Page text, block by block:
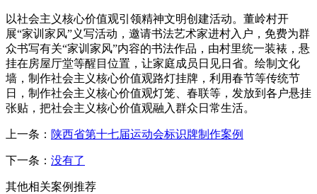
以社会主义核心价值观引领精神文明创建活动。董岭村开
展“家训家风”义写活动，邀请书法艺术家进村入户，免费为群
众书写有关“家训家风”内容的书法作品，由村里统一装裱，悬
挂在房屋厅堂等醒目位置，让家庭成员日见日省。绘制文化
墙，制作社会主义核心价值观路灯挂牌，利用春节等传统节
日，制作社会主义核心价值观灯笼、春联等，发放到各户悬挂
张贴，把社会主义核心价值观融入群众日常生活。
上一条： 陕西省第十七届运动会标识牌制作案例
下一条： 没有了
其他相关案例推荐